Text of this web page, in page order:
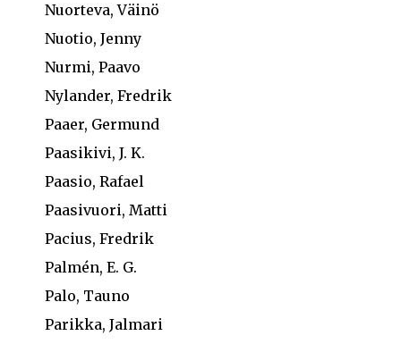
Nuorteva, Väinö
Nuotio, Jenny
Nurmi, Paavo
Nylander, Fredrik
Paaer, Germund
Paasikivi, J. K.
Paasio, Rafael
Paasivuori, Matti
Pacius, Fredrik
Palmén, E. G.
Palo, Tauno
Parikka, Jalmari